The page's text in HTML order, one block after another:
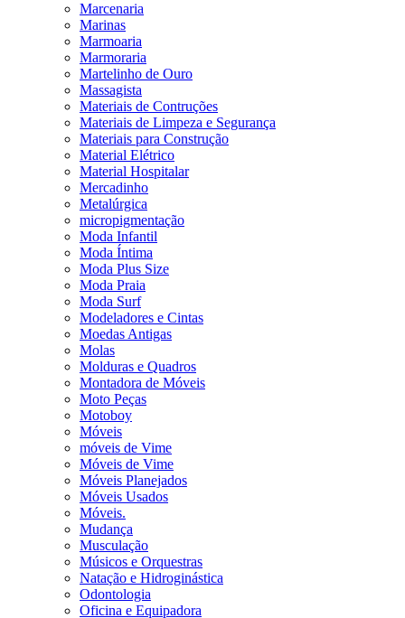
Marcenaria
Marinas
Marmoaria
Marmoraria
Martelinho de Ouro
Massagista
Materiais de Contruções
Materiais de Limpeza e Segurança
Materiais para Construção
Material Elétrico
Material Hospitalar
Mercadinho
Metalúrgica
micropigmentação
Moda Infantil
Moda Íntima
Moda Plus Size
Moda Praia
Moda Surf
Modeladores e Cintas
Moedas Antigas
Molas
Molduras e Quadros
Montadora de Móveis
Moto Peças
Motoboy
Móveis
móveis de Vime
Móveis de Vime
Móveis Planejados
Móveis Usados
Móveis.
Mudança
Musculação
Músicos e Orquestras
Natação e Hidroginástica
Odontologia
Oficina e Equipadora